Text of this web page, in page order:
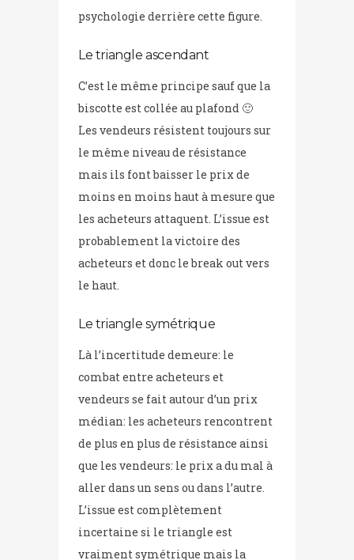
psychologie derrière cette figure.
Le triangle ascendant
C’est le même principe sauf que la
biscotte est collée au plafond 🙂
Les vendeurs résistent toujours sur
le même niveau de résistance
mais ils font baisser le prix de
moins en moins haut à mesure que
les acheteurs attaquent. L’issue est
probablement la victoire des
acheteurs et donc le break out vers
le haut.
Le triangle symétrique
Là l’incertitude demeure: le
combat entre acheteurs et
vendeurs se fait autour d’un prix
médian: les acheteurs rencontrent
de plus en plus de résistance ainsi
que les vendeurs: le prix a du mal à
aller dans un sens ou dans l’autre.
L’issue est complètement
incertaine si le triangle est
vraiment symétrique mais la